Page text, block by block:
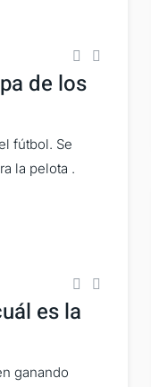
de los
fútbol. Se
la pelota .
es la
ganando